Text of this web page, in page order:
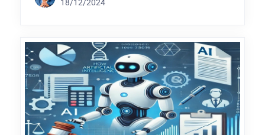
18/12/2024